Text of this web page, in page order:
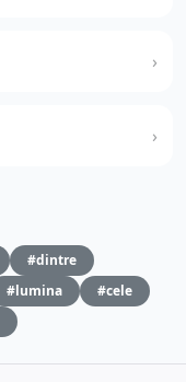
#dintre
#lumina
#cele